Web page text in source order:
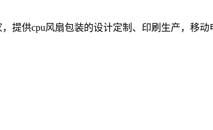
，提供cpu风扇包装的设计定制、印刷生产，移动